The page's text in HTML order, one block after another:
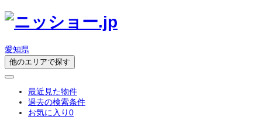
愛知県
他のエリアで探す
最近見た物件
過去の検索条件
お気に入り0